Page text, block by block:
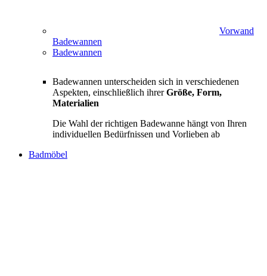
Vorwand
Badewannen
Badewannen
Badewannen unterscheiden sich in verschiedenen
Aspekten, einschließlich ihrerGröße, Form,
Materialien
Die Wahl der richtigen Badewanne hängt von Ihren
individuellen Bedürfnissen und Vorlieben ab
Badmöbel